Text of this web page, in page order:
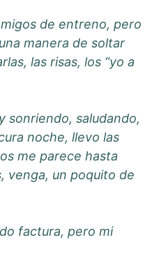
de entreno, pero
manera de soltar
las risas, los “yo a
sonriendo, saludando,
noche, llevo las
me parece hasta
venga, un poquito de
factura, pero mi